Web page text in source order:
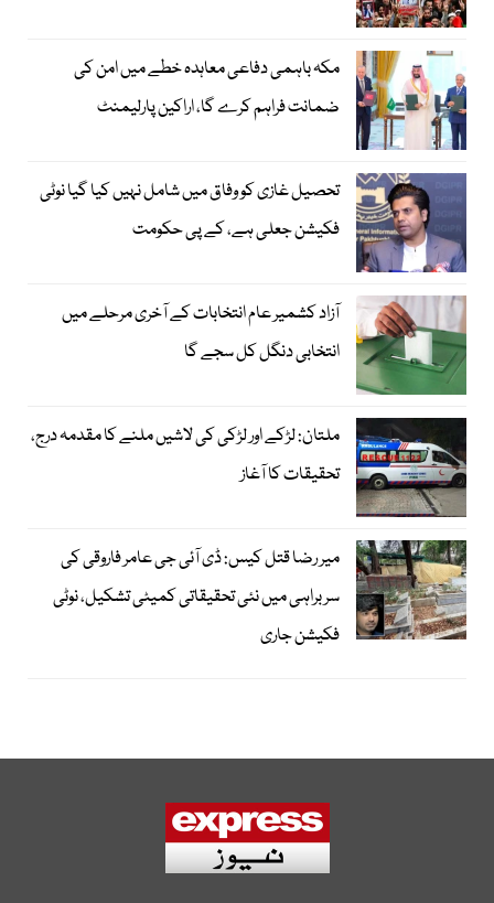
مکہ باہمی دفاعی معاہدہ خطے میں امن کی
ضمانت فراہم کرے گا، اراکین پارلیمنٹ
تحصیل غازی کو وفاق میں شامل نہیں کیا گیا نوٹی
فکیشن جعلی ہے، کے پی حکومت
آزاد کشمیر عام انتخابات کے آخری مرحلے میں
انتخابی دنگل کل سجے گا
ملتان: لڑکے اور لڑکی کی لاشیں ملنے کا مقدمہ درج،
تحقیقات کا آغاز
میر رضا قتل کیس: ڈی آئی جی عامر فاروقی کی
سربراہی میں نئی تحقیقاتی کمیٹی تشکیل، نوٹی
فکیشن جاری